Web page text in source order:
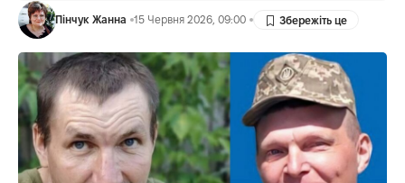
Пінчук Жанна 15 Червня 2026, 09:00